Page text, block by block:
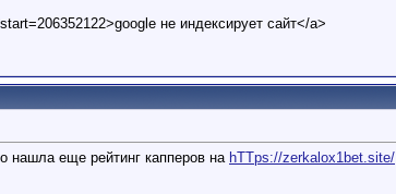
не индексирует сайт</a>
нашла еще рейтинг капперов на hTTps://zerkalox1bet.site/